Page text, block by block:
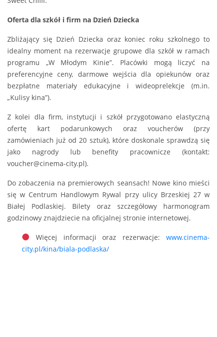
Oferta dla szkół i firm na Dzień Dziecka
Zbliżający się Dzień Dziecka oraz koniec roku szkolnego to
idealny moment na rezerwacje grupowe dla szkół w ramach
programu „W Młodym Kinie”. Placówki mogą liczyć na
preferencyjne ceny, darmowe wejścia dla opiekunów oraz
bezpłatne materiały edukacyjne i wideoprelekcje (m.in.
„Kulisy kina”).
Z kolei dla firm, instytucji i szkół przygotowano elastyczną
ofertę kart podarunkowych oraz voucherów (przy
zamówieniach już od 20 sztuk), które doskonale sprawdzą się
jako nagrody lub benefity pracownicze (kontakt:
voucher@cinema-city.pl).
Do zobaczenia na premierowych seansach! Nowe kino mieści
się w Centrum Handlowym Rywal przy ulicy Brzeskiej 27 w
Białej Podlaskiej. Bilety oraz szczegółowy harmonogram
godzinowy znajdziecie na oficjalnej stronie internetowej.
Więcej informacji oraz rezerwacje: www.cinema-
city.pl/kina/biala-podlaska/